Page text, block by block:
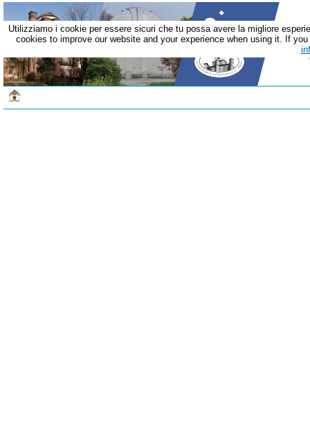
Utilizziamo i cookie per essere sicuri che tu possa avere la migliore
cookies to improve our website and your experience when using it. If